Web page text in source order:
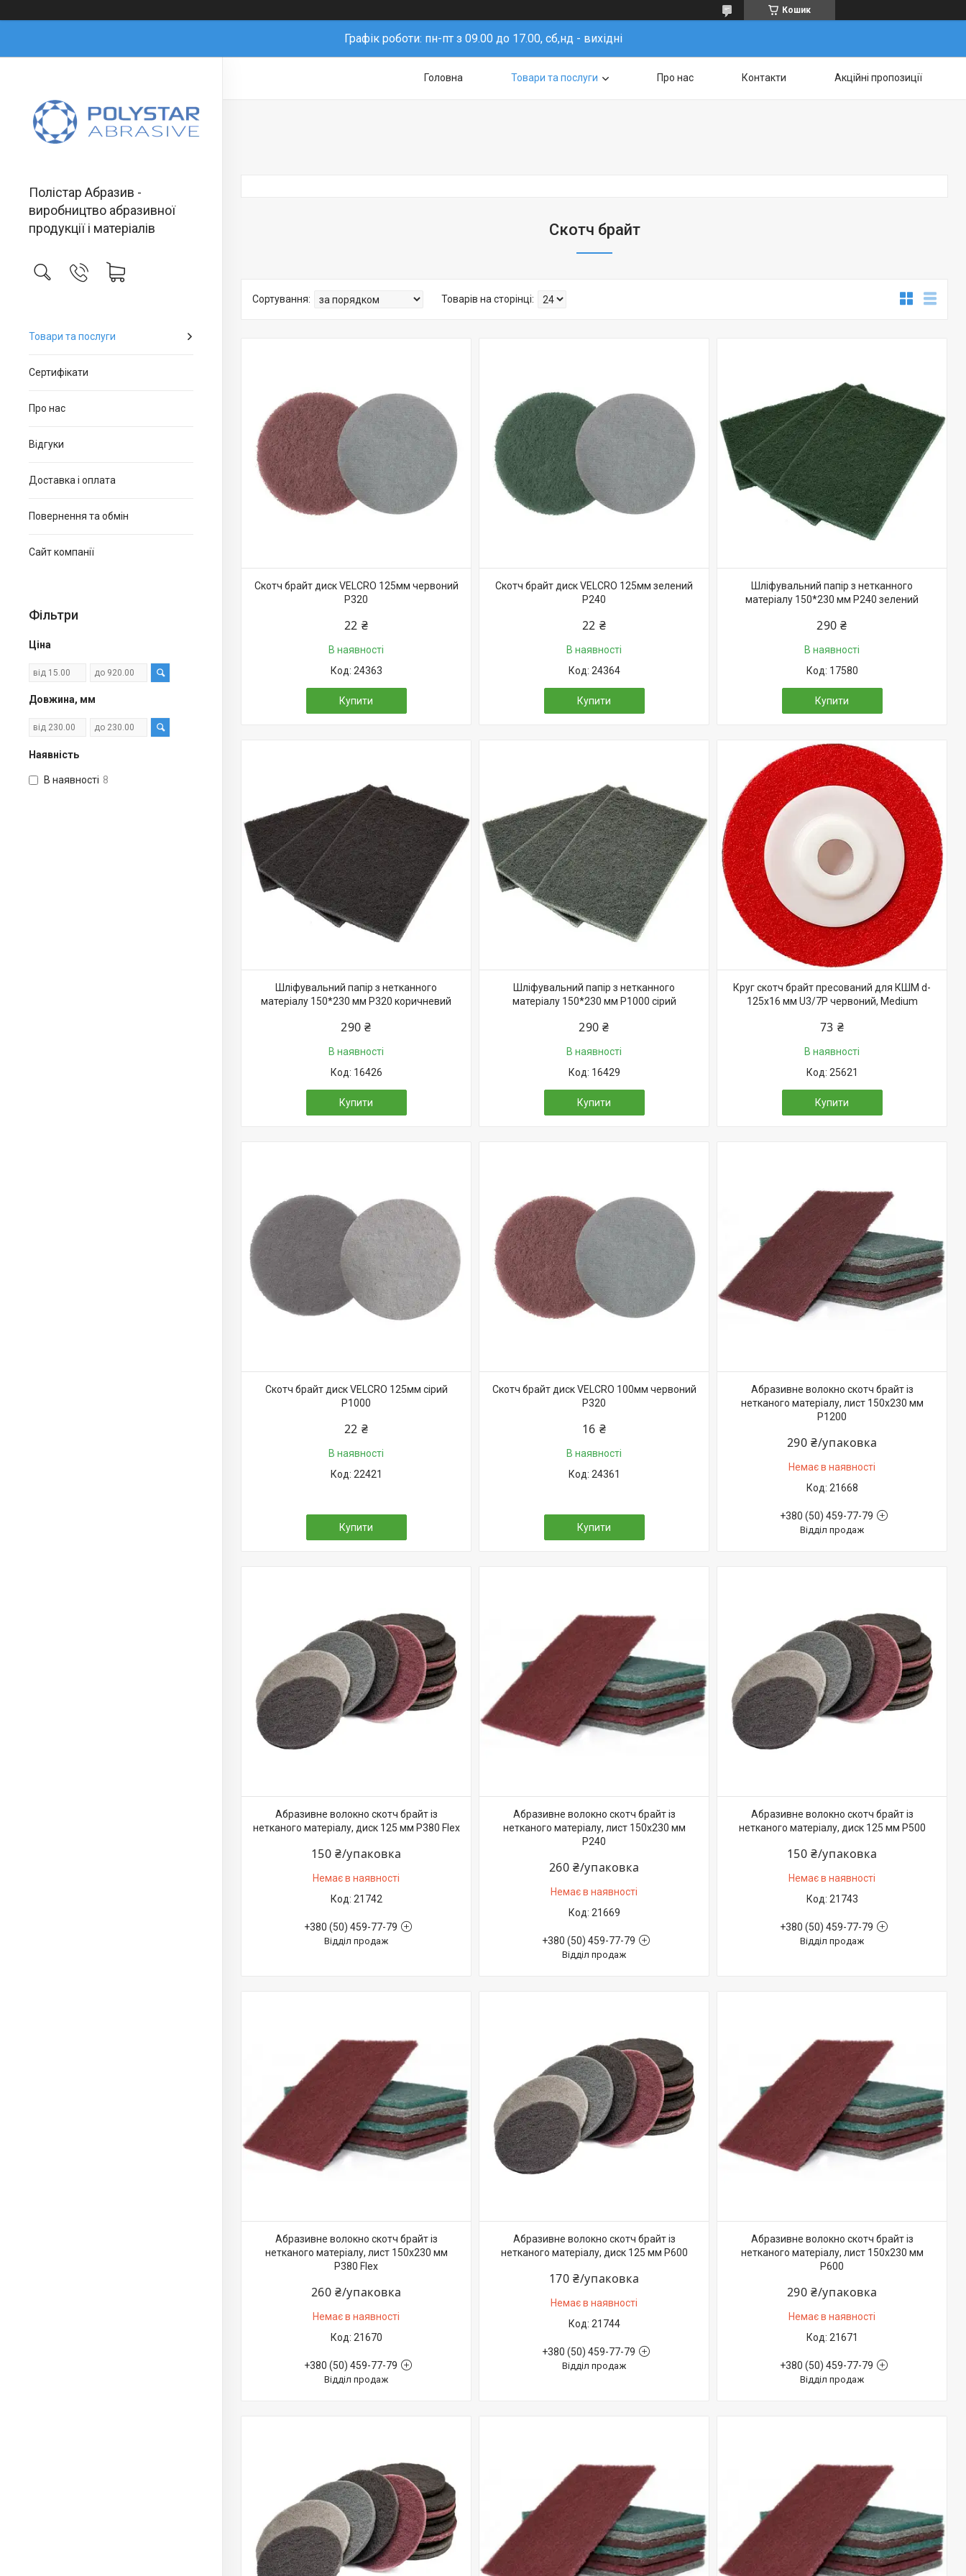
Кошик
Графік роботи: пн-пт з 09.00 до 17.00, сб,нд - вихідні
Полістар Абразив -
виробництво абразивної
продукції і матеріалів
Товари та послуги
Сертифікати
Про нас
Відгуки
Доставка і оплата
Повернення та обмін
Сайт компанії
Фільтри
Ціна
Довжина, мм
Наявність
В наявності 8
Головна Товари та послуги Про нас Контакти Акційні пропозиції
Скотч брайт
Скотч брайт диск VELCRO 125мм червоний
Р320
22 ₴
В наявності
24363
Купити
Скотч брайт диск VELCRO 125мм зелений
Р240
22 ₴
В наявності
24364
Купити
Шліфувальний папір з нетканного
матеріалу 150*230 мм Р240 зелений
290 ₴
В наявності
17580
Купити
Шліфувальний папір з нетканного
матеріалу 150*230 мм Р320 коричневий
290 ₴
В наявності
16426
Купити
Шліфувальний папір з нетканного
матеріалу 150*230 мм Р1000 сірий
290 ₴
В наявності
16429
Купити
Круг скотч брайт пресований для КШМ d-
125x16 мм U3/7P червоний, Medium
73 ₴
В наявності
25621
Купити
Скотч брайт диск VELCRO 125мм сірий
Р1000
22 ₴
В наявності
22421
Купити
Скотч брайт диск VELCRO 100мм червоний
Р320
16 ₴
В наявності
24361
Купити
Абразивне волокно скотч брайт із
нетканого матеріалу, лист 150х230 мм
P1200
290 ₴/упаковка
Немає в наявності
21668
+380 (50) 459-77-79
Відділ продаж
Абразивне волокно скотч брайт із
нетканого матеріалу, диск 125 мм P380 Flex
150 ₴/упаковка
Немає в наявності
21742
+380 (50) 459-77-79
Відділ продаж
Абразивне волокно скотч брайт із
нетканого матеріалу, лист 150х230 мм
P240
260 ₴/упаковка
Немає в наявності
21669
+380 (50) 459-77-79
Відділ продаж
Абразивне волокно скотч брайт із
нетканого матеріалу, диск 125 мм P500
150 ₴/упаковка
Немає в наявності
21743
+380 (50) 459-77-79
Відділ продаж
Абразивне волокно скотч брайт із
нетканого матеріалу, лист 150х230 мм
P380 Flex
260 ₴/упаковка
Немає в наявності
21670
+380 (50) 459-77-79
Відділ продаж
Абразивне волокно скотч брайт із
нетканого матеріалу, диск 125 мм P600
170 ₴/упаковка
Немає в наявності
21744
+380 (50) 459-77-79
Відділ продаж
Абразивне волокно скотч брайт із
нетканого матеріалу, лист 150х230 мм
P600
290 ₴/упаковка
Немає в наявності
21671
+380 (50) 459-77-79
Відділ продаж